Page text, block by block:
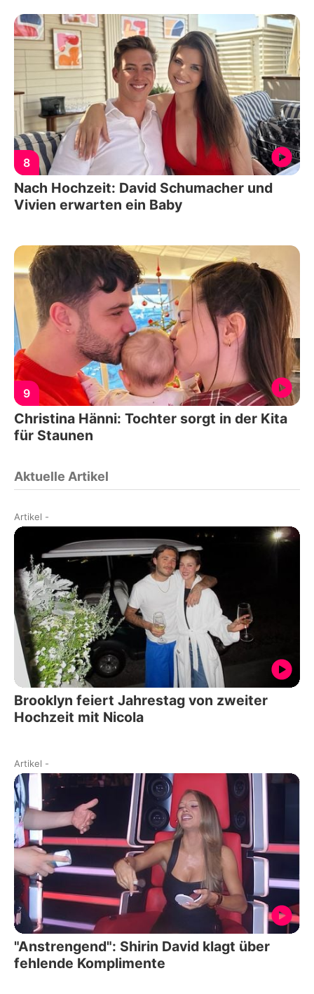
8
Nach Hochzeit: David Schumacher und
Vivien erwarten ein Baby
9
Christina Hänni: Tochter sorgt in der Kita
für Staunen
Aktuelle Artikel
Artikel -
Brooklyn feiert Jahrestag von zweiter
Hochzeit mit Nicola
Artikel -
"Anstrengend": Shirin David klagt über
fehlende Komplimente